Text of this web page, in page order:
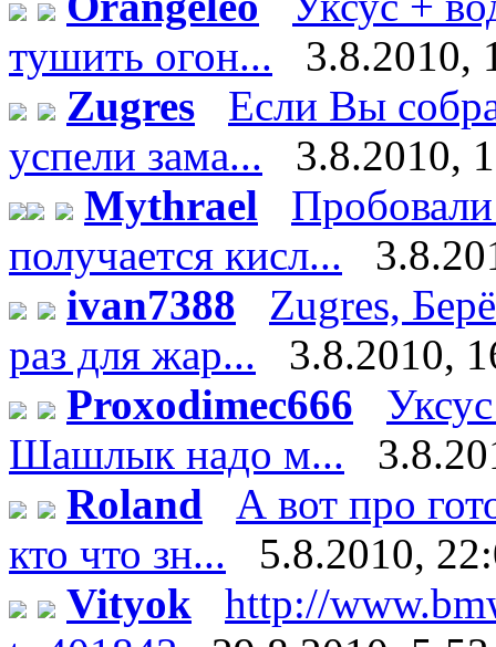
тушить огон...
3.8.2010,
Zugres
Если Вы
успели зама...
3.8.2010,
Mythrael
получается кисл...
ivan7388
Zugres,
раз для жар...
3.8.2010,
Proxodimec666
Шашлык надо м...
Roland
А вот про
кто что зн...
5.8.2010,
Vityok
http://